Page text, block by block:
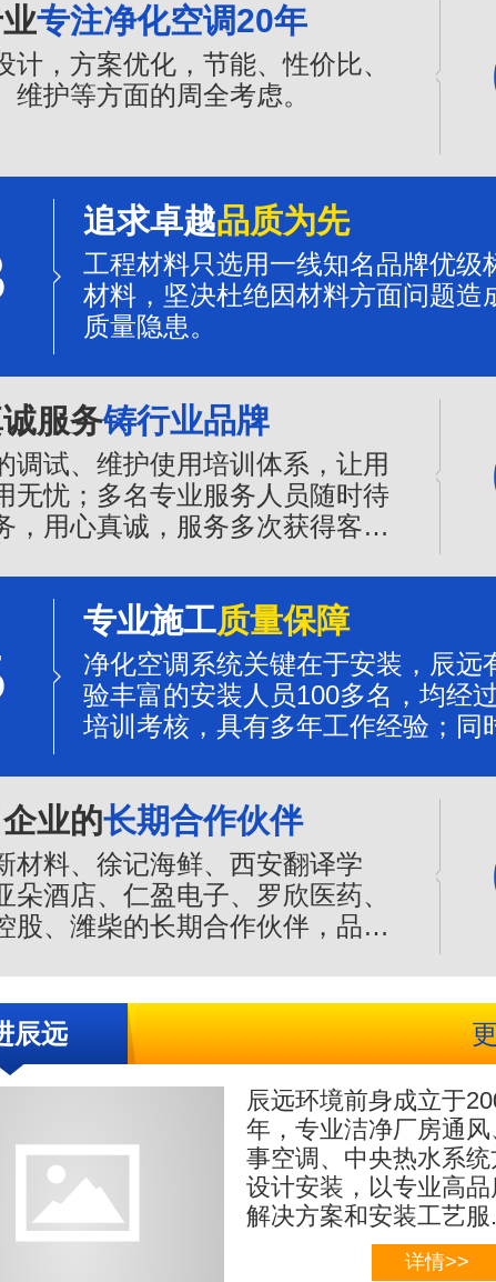
专注净化空调20年
计，方案优化，节能、性价比、
维护等方面的周全考虑。
追求卓越品质为先
工程材料只选用一线知名品牌优级
材料，坚决杜绝因材料方面问题造
质量隐患。
服务铸行业品牌
调试、维护使用培训体系，让用
无忧；多名专业服务人员随时待
，用心真诚，服务多次获得客户
专业施工质量保障
净化空调系统关键在于安装，辰远
验丰富的安装人员100多名，均经
培训考核，具有多年工作经验；同
业的长期合作伙伴
材料、徐记海鲜、西安翻译学
朵酒店、仁盈电子、罗欣医药、
股、潍柴的长期合作伙伴，品质
辰远
辰远环境前身成立于
年，专业洁净厂房通风
事空调、中央热水系
设计安装，以专业高
解决方案和安装工艺服
详情>>